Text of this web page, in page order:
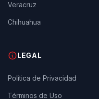
Veracruz
Chihuahua
LEGAL
Política de Privacidad
Términos de Uso